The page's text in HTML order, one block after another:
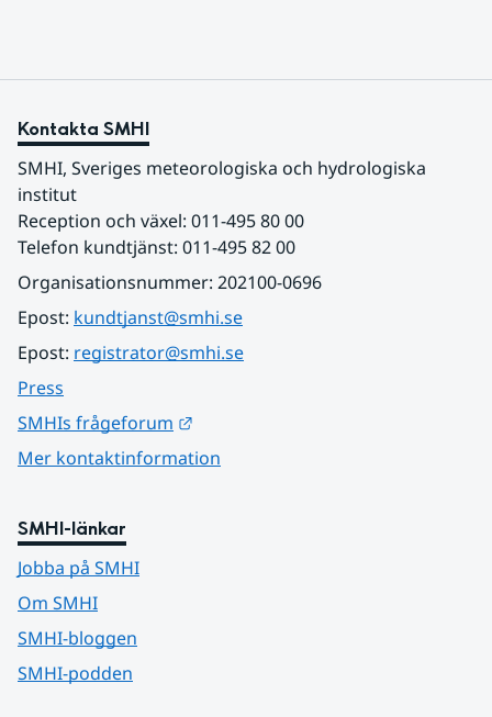
Kontakta SMHI
SMHI, Sveriges meteorologiska och hydrologiska
institut
Reception och växel: 011-495 80 00
Telefon kundtjänst: 011-495 82 00
Organisationsnummer: 202100-0696
Epost: kundtjanst@smhi.se
Epost: registrator@smhi.se
Press
SMHIs frågeforum
Mer kontaktinformation
SMHI-länkar
Jobba på SMHI
Om SMHI
SMHI-bloggen
SMHI-podden